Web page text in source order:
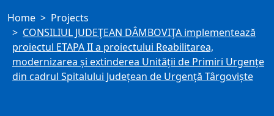
Home
Projects
CONSILIUL JUDEŢEAN DÂMBOVIŢA implementează
proiectul ETAPA II a proiectului Reabilitarea,
modernizarea și extinderea Unității de Primiri Urgențe
din cadrul Spitalului Județean de Urgență Târgoviște